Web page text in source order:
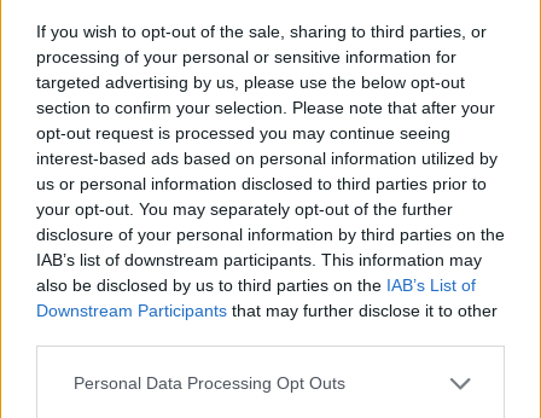
If you wish to opt-out of the sale, sharing to third parties, or
processing of your personal or sensitive information for
targeted advertising by us, please use the below opt-out
section to confirm your selection. Please note that after your
opt-out request is processed you may continue seeing
interest-based ads based on personal information utilized by
us or personal information disclosed to third parties prior to
your opt-out. You may separately opt-out of the further
disclosure of your personal information by third parties on the
IAB’s list of downstream participants. This information may
also be disclosed by us to third parties on the IAB’s List of
Downstream Participants that may further disclose it to other
Personal Data Processing Opt Outs
Φωτ.: Richard T/ Unsplash
Όλα όσα πρέπει να να γνωρίζετε για το
πολυαναμενόμενο πείραμα.
Διαβάστε περισσότερα →